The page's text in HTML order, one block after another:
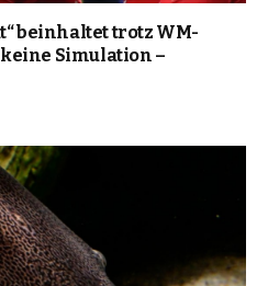
beinhaltet trotz WM-
Simulation –